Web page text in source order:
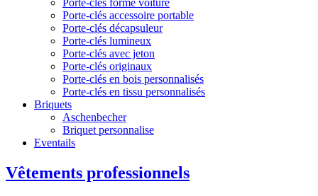
Porte-clés forme voiture
Porte-clés accessoire portable
Porte-clés décapsuleur
Porte-clés lumineux
Porte-clés avec jeton
Porte-clés originaux
Porte-clés en bois personnalisés
Porte-clés en tissu personnalisés
Briquets
Aschenbecher
Briquet personnalise
Eventails
Vêtements professionnels